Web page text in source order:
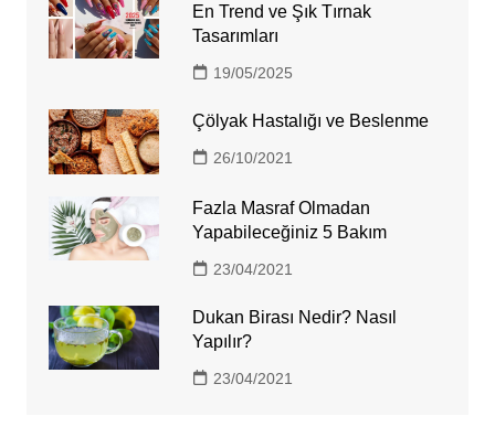
En Trend ve Şık Tırnak
Tasarımları
19/05/2025
Çölyak Hastalığı ve Beslenme
26/10/2021
Fazla Masraf Olmadan
Yapabileceğiniz 5 Bakım
23/04/2021
Dukan Birası Nedir? Nasıl
Yapılır?
23/04/2021